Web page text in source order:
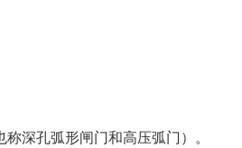
深孔弧形闸门和高压弧门）。